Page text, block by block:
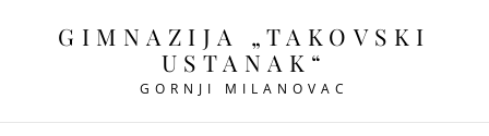
GIMNAZIJA „TAKOVSKI
USTANAK“
GORNJI MILANOVAC